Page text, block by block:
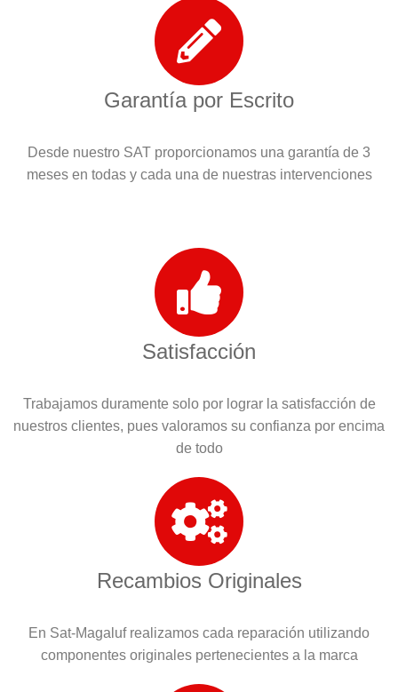
Garantía por Escrito
Desde nuestro SAT proporcionamos una garantía de 3
meses en todas y cada una de nuestras intervenciones
Satisfacción
Trabajamos duramente solo por lograr la satisfacción de
nuestros clientes, pues valoramos su confianza por encima
de todo
Recambios Originales
En Sat-Magaluf realizamos cada reparación utilizando
componentes originales pertenecientes a la marca